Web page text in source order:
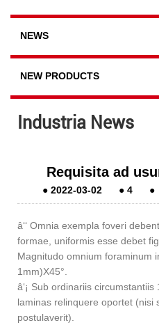
NEWS
NEW PRODUCTS
Industria News
Requisita ad
● 2022-03-02 ● 4 ●
â‘‘ Omnia exempla foveri
formae, uniformis esse debet
Magnitudo omnium foraminum
1mm)X45°.
â‘¡ Sub ordinariis
laminas relinquere oportet (nisi
postulaverit).